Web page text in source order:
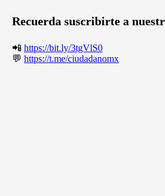
Recuerda suscribirte a
📲 https://bit.ly/3tgVlS0
💬 https://t.me/ciudadanomx